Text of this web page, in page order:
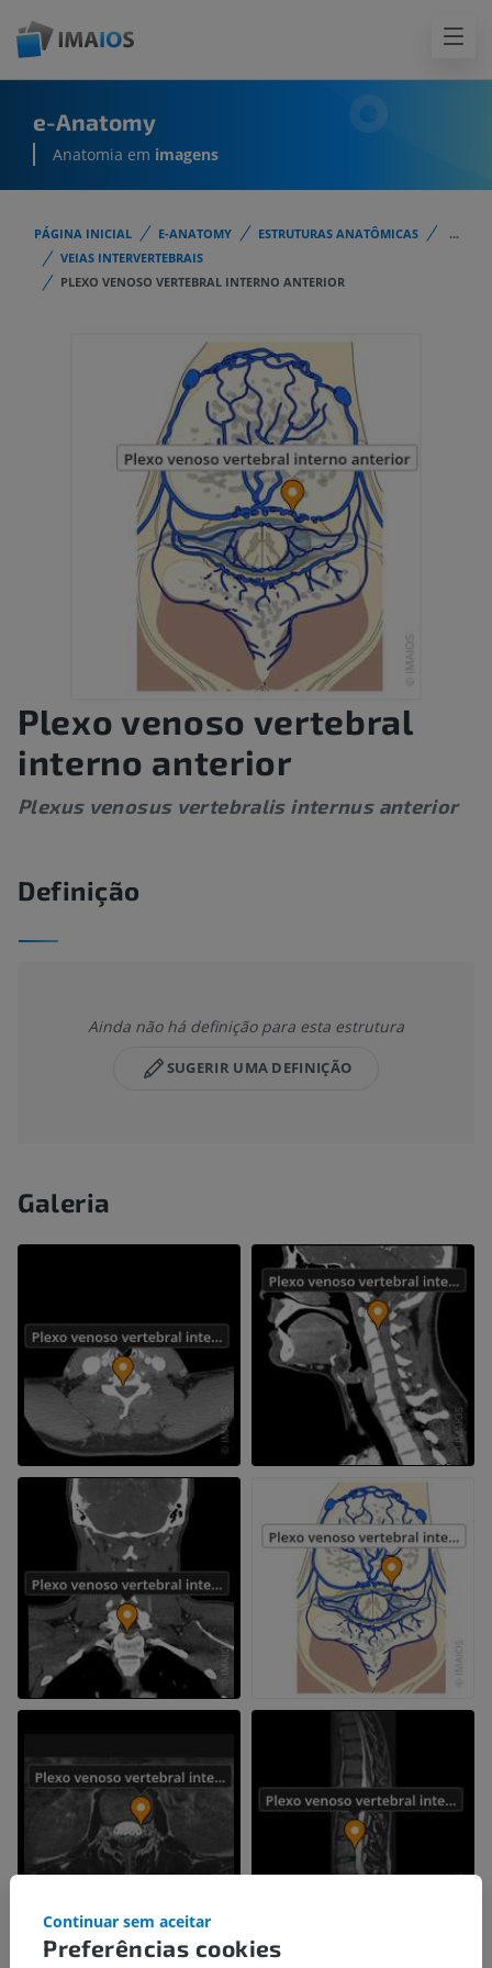
e-Anatomy
Anatomia em imagens
PÁGINA INICIAL E-ANATOMY ESTRUTURAS ANATÔMICAS
...
VEIAS INTERVERTEBRAIS
PLEXO VENOSO VERTEBRAL INTERNO ANTERIOR
Plexo venoso vertebral
interno anterior
Plexus venosus vertebralis internus anterior
Definição
Ainda não há definição para esta estrutura
SUGERIR UMA DEFINIÇÃO
Galeria
Preferências cookies
Continuar sem aceitar